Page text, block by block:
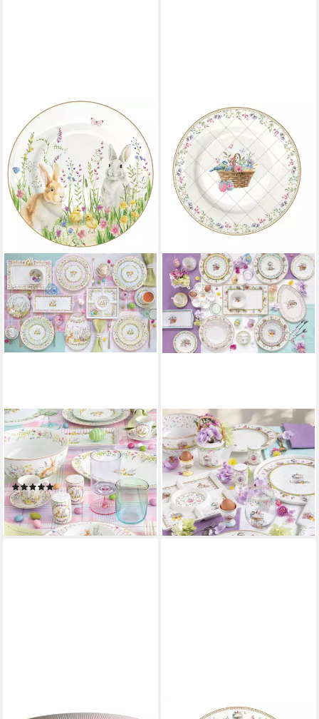
EASYLIFE
Frühstücksteller Happy
Easter, Höhe: 2cm, Farbe:
Mehrfarbig, Motiv: Ostern
(1)
ab 12,00 €
lieferbar - in 2-3 Werktagen bei dir
EASYLIFE
Kuchenteller Spring Bloom,
Spülmaschinengeeignet,
Mehrfarbig, Hasen &
Blumenkörbe, ⌀ 19cm
ab 10,00 €
lieferbar - in 2-3 Werktagen bei dir